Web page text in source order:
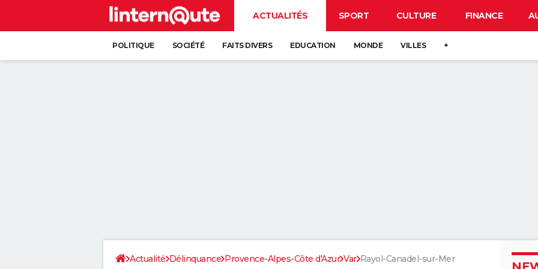
ACTUALITÉS SPORT CULTURE FINANCE
POLITIQUE SOCIÉTÉ FAITS DIVERS EDUCATION MONDE VILLES +
Actualité Délinquance Provence-Alpes-Côte d'Azur Var Rayol-Canadel-sur-Mer